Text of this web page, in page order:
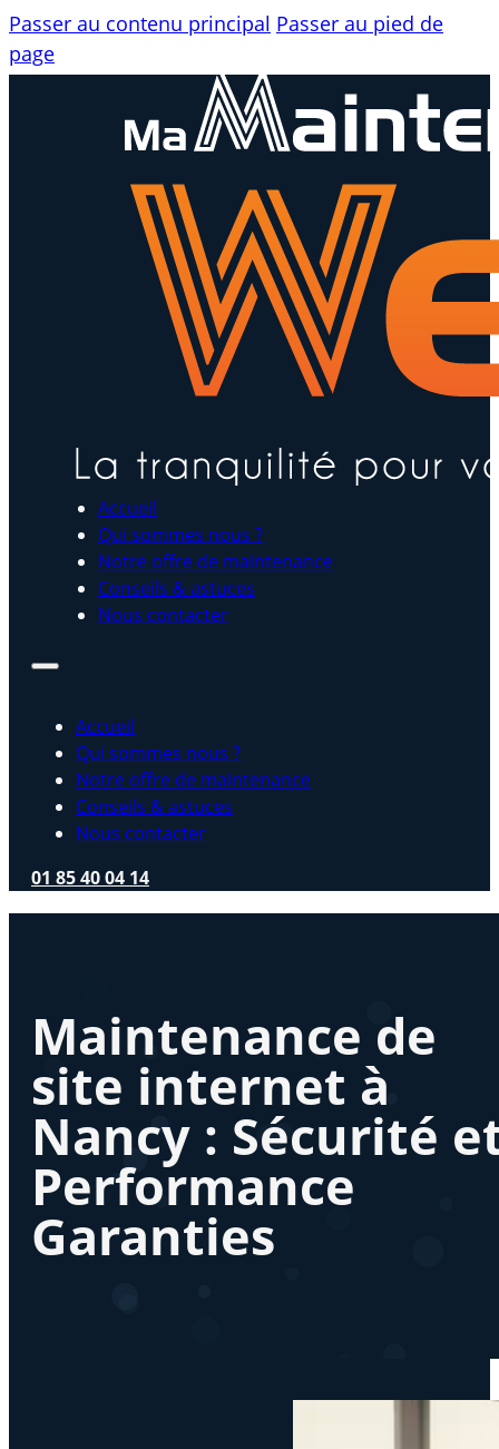
Passer au contenu principal Passer au pied de
page
Accueil
Qui sommes nous ?
Notre offre de maintenance
Conseils & astuces
Nous contacter
Accueil
Qui sommes nous ?
Notre offre de maintenance
Conseils & astuces
Nous contacter
01 85 40 04 14
Maintenance de
site internet à
Nancy : Sécurité
Performance
Garanties